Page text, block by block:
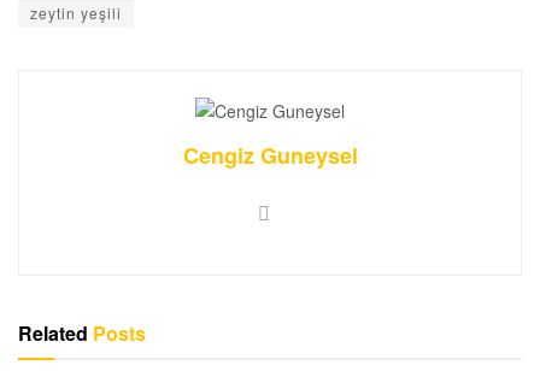
zeytin yeşili
Cengiz Guneysel
Related Posts